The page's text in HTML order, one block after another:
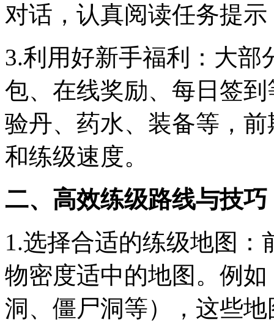
对话，认真阅读任务提
3.利用好新手福利：大
包、在线奖励、每日签
验丹、药水、装备等，
和练级速度。
二、高效练级路线与技巧
1.选择合适的练级地图
物密度适中的地图。例
洞、僵尸洞等），这些